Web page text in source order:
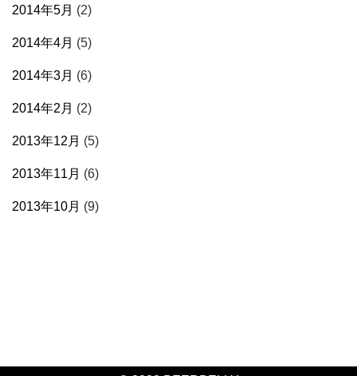
2014年5月 (2)
2014年4月 (5)
2014年3月 (6)
2014年2月 (2)
2013年12月 (5)
2013年11月 (6)
2013年10月 (9)